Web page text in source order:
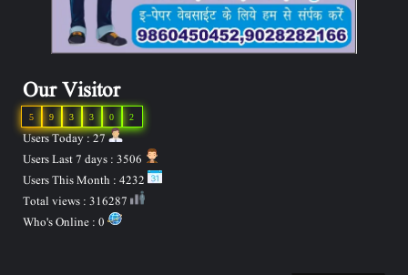
Our Visitor
2
0
3
3
9
5
Users Today : 27